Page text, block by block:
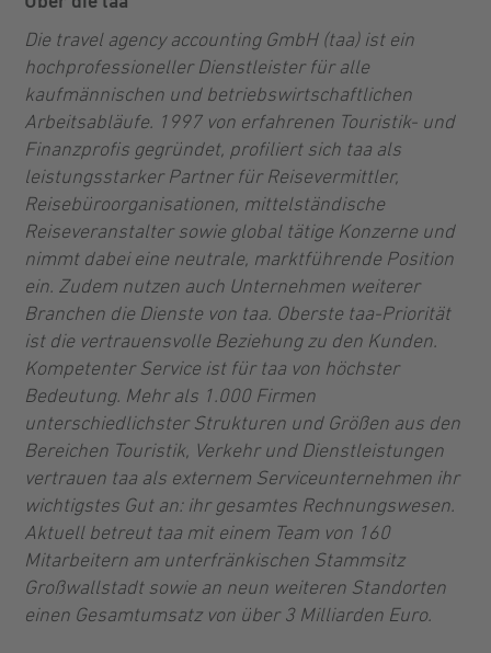
Die travel agency accounting GmbH (taa) ist ein
hochprofessioneller Dienstleister für alle
kaufmännischen und betriebswirtschaftlichen
Arbeitsabläufe. 1997 von erfahrenen Touristik- und
Finanzprofis gegründet, profiliert sich taa als
leistungsstarker Partner für Reisevermittler,
Reisebüroorganisationen, mittelständische
Reiseveranstalter sowie global tätige Konzerne und
nimmt dabei eine neutrale, marktführende Position
ein. Zudem nutzen auch Unternehmen weiterer
Branchen die Dienste von taa. Oberste taa-Priorität
ist die vertrauensvolle Beziehung zu den Kunden.
Kompetenter Service ist für taa von höchster
Bedeutung. Mehr als 1.000 Firmen
unterschiedlichster Strukturen und Größen aus den
Bereichen Touristik, Verkehr und Dienstleistungen
vertrauen taa als externem Serviceunternehmen ihr
wichtigstes Gut an: ihr gesamtes Rechnungswesen.
Aktuell betreut taa mit einem Team von 160
Mitarbeitern am unterfränkischen Stammsitz
Großwallstadt sowie an neun weiteren Standorten
einen Gesamtumsatz von über 3 Milliarden Euro.